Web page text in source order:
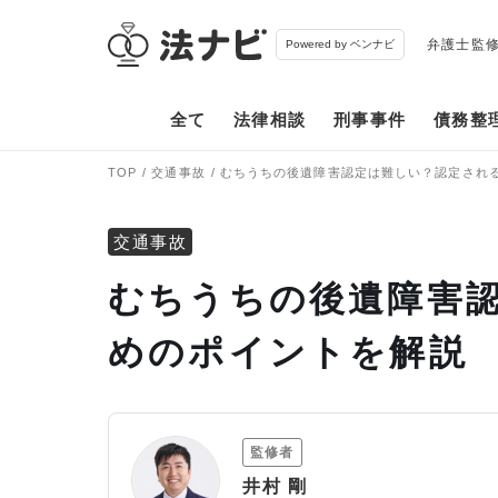
Powered by ベンナビ 弁護士監
全て 法律相談 刑事事件 債務整
TOP 交通事故 むちうちの後遺障害認定は難しい？認定され
交通事故
むちうちの後遺障害
めのポイントを解説
監修者
井村 剛